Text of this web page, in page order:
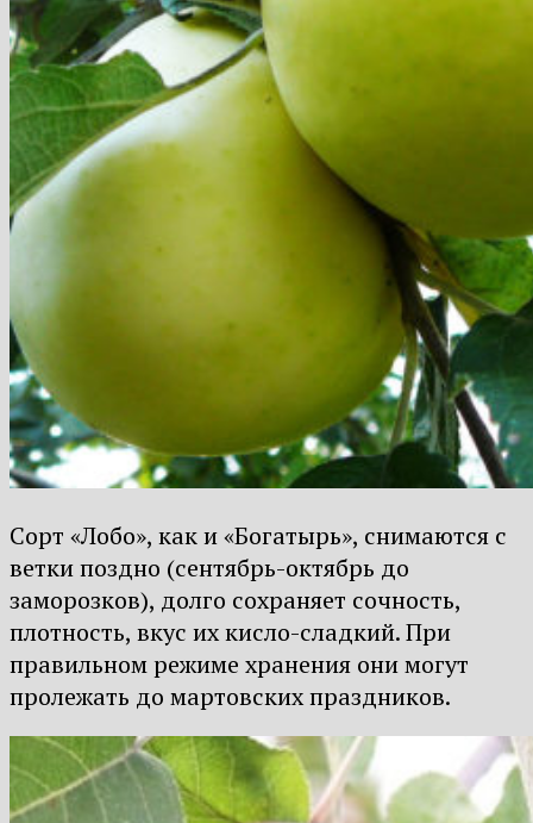
Сорт «Лобо», как и «Богатырь», снимаются с
ветки поздно (сентябрь-октябрь до
заморозков), долго сохраняет сочность,
плотность, вкус их кисло-сладкий. При
правильном режиме хранения они могут
пролежать до мартовских праздников.